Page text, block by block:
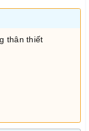
thân thiết